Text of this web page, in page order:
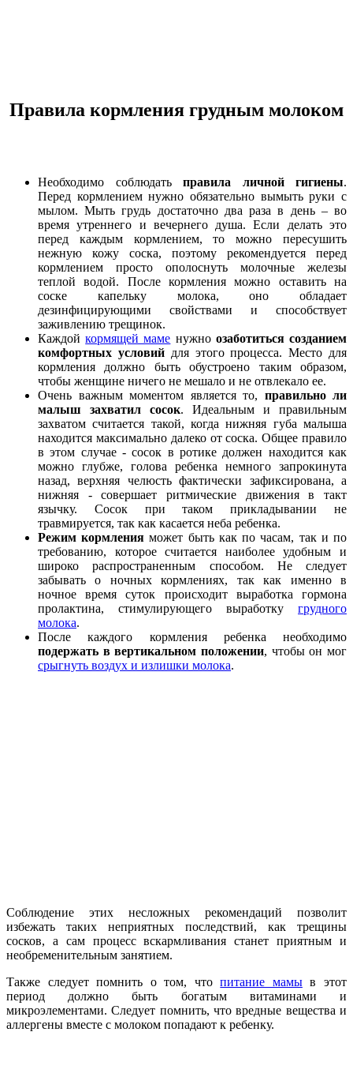
Правила кормления грудным молоком
Необходимо соблюдать правила личной гигиены.
Перед кормлением нужно обязательно вымыть руки с
мылом. Мыть грудь достаточно два раза в день – во
время утреннего и вечернего душа. Если делать это
перед каждым кормлением, то можно пересушить
нежную кожу соска, поэтому рекомендуется перед
кормлением просто ополоснуть молочные железы
теплой водой. После кормления можно оставить на
соске капельку молока, оно обладает
дезинфицирующими свойствами и способствует
заживлению трещинок.
Каждойкормящей маме нужно озаботиться созданием
комфортных условийдля этого процесса. Место для
кормления должно быть обустроено таким образом,
чтобы женщине ничего не мешало и не отвлекало ее.
Очень важным моментом является то, правильно ли
малыш захватил сосок. Идеальным и правильным
захватом считается такой, когда нижняя губа малыша
находится максимально далеко от соска. Общее правило
в этом случае - сосок в ротике должен находится как
можно глубже, голова ребенка немного запрокинута
назад, верхняя челюсть фактически зафиксирована, а
нижняя - совершает ритмические движения в такт
язычку. Сосок при таком прикладывании не
травмируется, так как касается неба ребенка.
Режим кормления может быть как по часам, так и по
требованию, которое считается наиболее удобным и
широко распространенным способом. Не следует
забывать о ночных кормлениях, так как именно в
ночное время суток происходит выработка гормона
пролактина, стимулирующего выработку грудного
молока.
После каждого кормления ребенка необходимо
подержать в вертикальном положении, чтобы он мог
срыгнуть воздух и излишки молока.
Соблюдение этих несложных рекомендаций позволит
избежать таких неприятных последствий, как трещины
сосков, а сам процесс вскармливания станет приятным и
необременительным занятием.
Также следует помнить о том, чтопитание мамыв этот
период должно быть богатым витаминами и
микроэлементами. Следует помнить, что вредные вещества и
аллергены вместе с молоком попадают к ребенку.